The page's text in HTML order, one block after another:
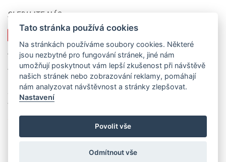
SLEDUJTE NÁS
KONTAKTUJTE NÁS
Alergomed s.r.o., nám. Svobody 527, 739 61 Třinec - Lyžbice
IČO: 258 86 517, DIČ: CZ25886517
Společnost je registrována u Krajského soudu v Ostravě, oddíl C,
vložka 24586.
sekretariat@alergomed.cz
Tato stránka používá cookies
Na stránkách používáme soubory cookies. Některé
jsou nezbytné pro fungování stránek, jiné nám
umožňují poskytnout vám lepší zkušenost při návštěvě
našich stránek nebo zobrazování reklamy, pomáhají
nám analyzovat návštěvnost a stránky zlepšovat.
Nastavení
Povolit vše
Odmítnout vše